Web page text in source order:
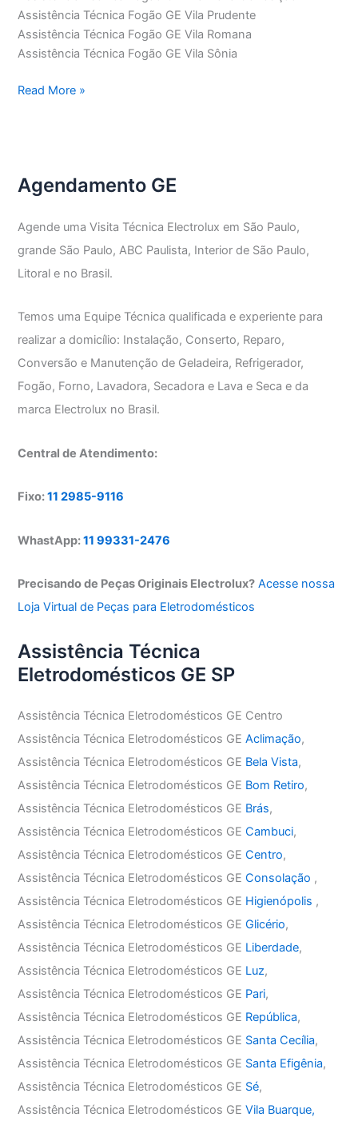
Assistência Técnica Fogão GE Vila Prudente
Assistência Técnica Fogão GE Vila Romana
Assistência Técnica Fogão GE Vila Sônia
Assistência
Read More »
Agendamento GE
Agende uma Visita Técnica Electrolux em São Paulo,
grande São Paulo, ABC Paulista, Interior de São Paulo,
Litoral e no Brasil.
Temos uma Equipe Técnica qualificada e experiente para
realizar a domicílio: Instalação, Conserto, Reparo,
Conversão e Manutenção de Geladeira, Refrigerador,
Fogão, Forno, Lavadora, Secadora e Lava e Seca e da
marca Electrolux no Brasil.
Central de Atendimento:
Fixo:11 2985-9116
WhastApp:11 99331-2476
Precisando de Peças Originais Electrolux? Acesse nossa
Loja Virtual de Peças para Eletrodomésticos
Assistência Técnica
Eletrodomésticos GE SP
Assistência Técnica Eletrodomésticos GE Centro
Assistência Técnica Eletrodomésticos GEAclimação,
Assistência Técnica Eletrodomésticos GE Bela Vista,
Assistência Técnica Eletrodomésticos GE Bom Retiro,
Assistência Técnica Eletrodomésticos GE Brás,
Assistência Técnica Eletrodomésticos GECambuci,
Assistência Técnica Eletrodomésticos GECentro,
Assistência Técnica Eletrodomésticos GEConsolação ,
Assistência Técnica Eletrodomésticos GE Higienópolis ,
Assistência Técnica Eletrodomésticos GEGlicério,
Assistência Técnica Eletrodomésticos GE Liberdade,
Assistência Técnica Eletrodomésticos GE Luz,
Assistência Técnica Eletrodomésticos GE Pari,
Assistência Técnica Eletrodomésticos GE República,
Assistência Técnica Eletrodomésticos GE Santa Cecília,
Assistência Técnica Eletrodomésticos GE Santa Efigênia,
Assistência Técnica Eletrodomésticos GE Sé,
Assistência Técnica Eletrodomésticos GEVila Buarque,